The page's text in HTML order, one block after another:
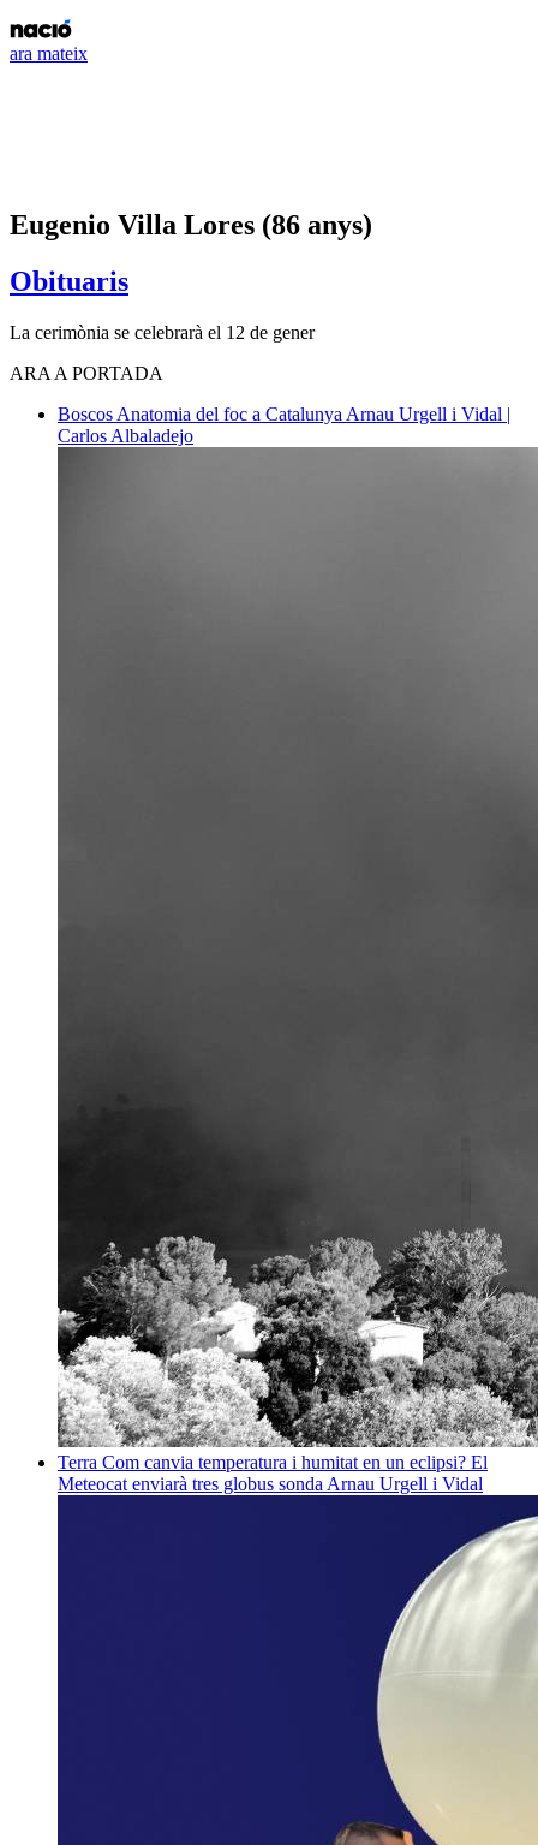
ara mateix
Eugenio Villa Lores (86 anys)
Obituaris
La cerimònia se celebrarà el 12 de gener
ARA A PORTADA
Boscos Anatomia del foc a Catalunya Arnau Urgell i Vidal |
Carlos Albaladejo
Terra Com canvia temperatura i humitat en un eclipsi? El
Meteocat enviarà tres globus sonda Arnau Urgell i Vidal